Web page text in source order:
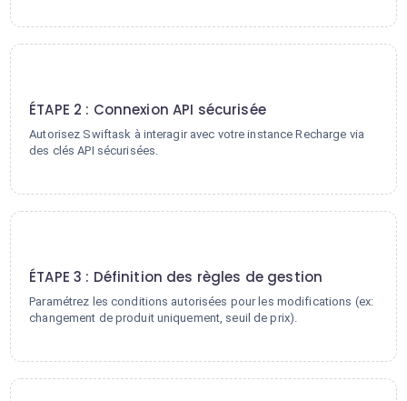
ÉTAPE 2 : Connexion API sécurisée
Autorisez Swiftask à interagir avec votre instance Recharge via
des clés API sécurisées.
ÉTAPE 3 : Définition des règles de gestion
Paramétrez les conditions autorisées pour les modifications (ex:
changement de produit uniquement, seuil de prix).